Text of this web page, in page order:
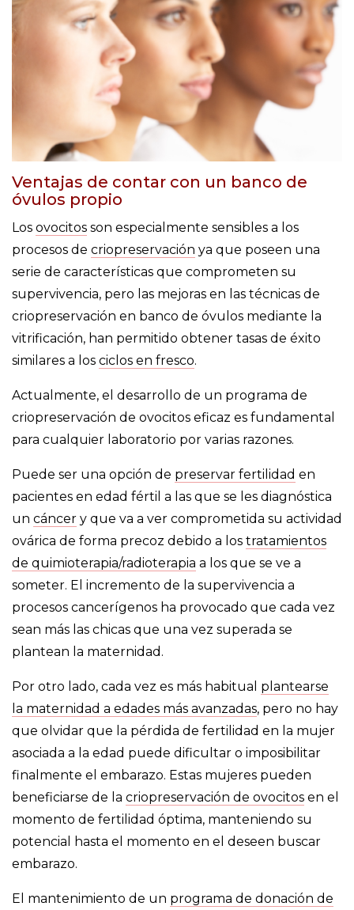
Ventajas de contar con un banco de
óvulos propio
Los ovocitos son especialmente sensibles a los
procesos de criopreservación ya que poseen una
serie de características que comprometen su
supervivencia, pero las mejoras en las técnicas de
criopreservación en banco de óvulos mediante la
vitrificación, han permitido obtener tasas de éxito
similares a los ciclos en fresco.
Actualmente, el desarrollo de un programa de
criopreservación de ovocitos eficaz es fundamental
para cualquier laboratorio por varias razones.
Puede ser una opción de preservar fertilidad en
pacientes en edad fértil a las que se les diagnóstica
un cáncer y que va a ver comprometida su actividad
ovárica de forma precoz debido a los tratamientos
de quimioterapia/radioterapia a los que se ve a
someter. El incremento de la supervivencia a
procesos cancerígenos ha provocado que cada vez
sean más las chicas que una vez superada se
plantean la maternidad.
Por otro lado, cada vez es más habitual plantearse
la maternidad a edades más avanzadas, pero no hay
que olvidar que la pérdida de fertilidad en la mujer
asociada a la edad puede dificultar o imposibilitar
finalmente el embarazo. Estas mujeres pueden
beneficiarse de la criopreservación de ovocitos en el
momento de fertilidad óptima, manteniendo su
potencial hasta el momento en el deseen buscar
embarazo.
El mantenimiento de un programa de donación de